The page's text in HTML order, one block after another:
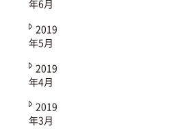
年6月
2019
年5月
2019
年4月
2019
年3月